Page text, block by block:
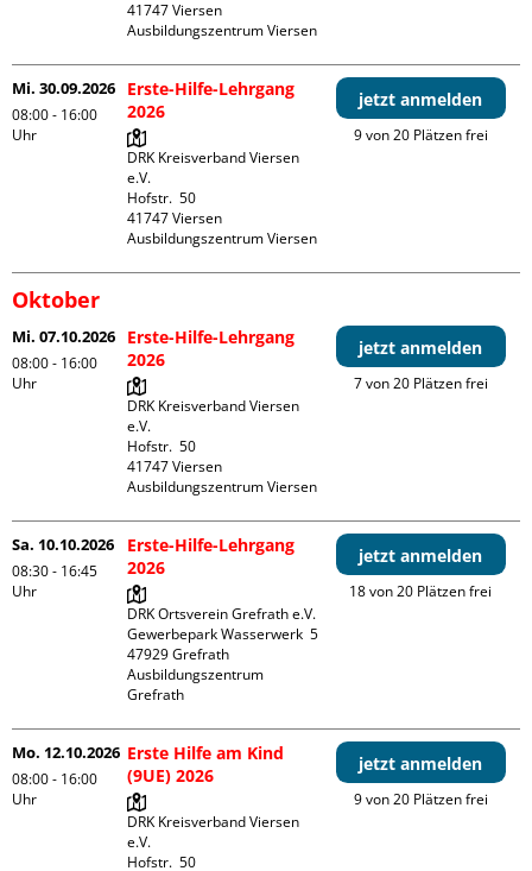
41747 Viersen
Ausbildungszentrum Viersen
Mi. 30.09.2026
08:00 - 16:00
Uhr
Erste-Hilfe-Lehrgang
2026
DRK Kreisverband Viersen
e.V.
Hofstr.  50
41747 Viersen
Ausbildungszentrum Viersen
jetzt anmelden
9 von 20 Plätzen frei
Oktober
Mi. 07.10.2026
08:00 - 16:00
Uhr
Erste-Hilfe-Lehrgang
2026
DRK Kreisverband Viersen
e.V.
Hofstr.  50
41747 Viersen
Ausbildungszentrum Viersen
jetzt anmelden
7 von 20 Plätzen frei
Sa. 10.10.2026
08:30 - 16:45
Uhr
Erste-Hilfe-Lehrgang
2026
DRK Ortsverein Grefrath e.V.
Gewerbepark Wasserwerk  5
47929 Grefrath
Ausbildungszentrum
Grefrath
jetzt anmelden
18 von 20 Plätzen frei
Mo. 12.10.2026
08:00 - 16:00
Uhr
Erste Hilfe am Kind
(9UE) 2026
DRK Kreisverband Viersen
e.V.
Hofstr.  50
jetzt anmelden
9 von 20 Plätzen frei